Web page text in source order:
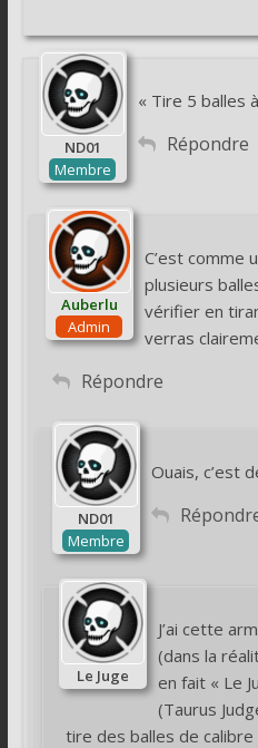
ND01
Membre
« Tire 5 balles
Répondre
Auberlu
Admin
C’est comme
plusieurs
vérifier en
verras
Répondre
ND01
Membre
Ouais, c’est
Le Juge
J’ai cette
(dans la
en fait « Le
(Taurus
tire des balles de calibre